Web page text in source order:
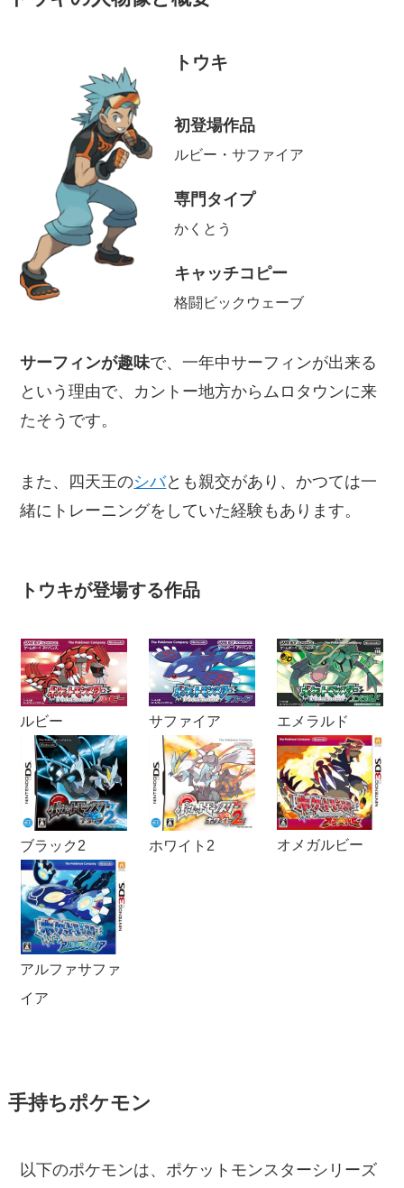
トウキ
初登場作品
ルビー・サファイア
専門タイプ
かくとう
キャッチコピー
格闘ビックウェーブ
サーフィンが趣味で、一年中サーフィンが出来る
という理由で、カントー地方からムロタウンに来
たそうです。
また、四天王のシバとも親交があり、かつては一
緒にトレーニングをしていた経験もあります。
トウキが登場する作品
ルビー サファイア エメラルド
ブラック2 ホワイト2 オメガルビー
アルファサファ
イア
手持ちポケモン
以下のポケモンは、ポケットモンスターシリーズ